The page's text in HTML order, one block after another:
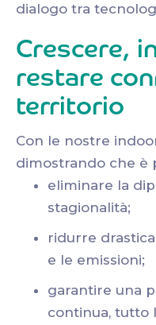
dialogo tra
Crescere,
restare
territorio
Con le nostre
dimostrando che è
eliminare la
stagionalità;
ridurre
e le emissioni;
garantire una
continua, tutto